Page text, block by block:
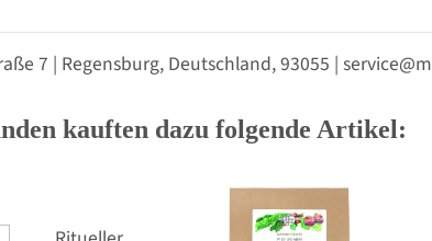
7 | Regensburg, Deutschland, 93055 |
kauften dazu folgende Artikel: